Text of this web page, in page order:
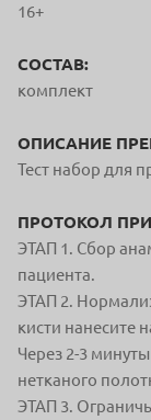
16+
СОСТАВ:
комплект
ОПИСАНИЕ
Тест набор для
ПРОТОКОЛ
ЭТАП 1. Сбор
пациента.
ЭТАП 2.
кисти нанесите
Через 2-3
нетканого
ЭТАП 3.